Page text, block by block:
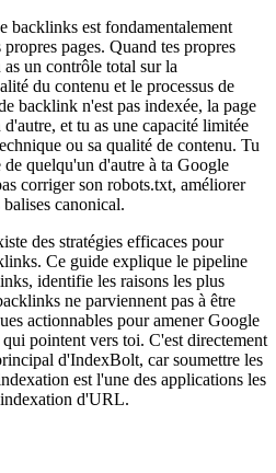
backlinks est fondamentalement
pages. Quand tes propres
as un contrôle total sur la
du contenu et le processus de
backlink n'est pas indexée, la page
et tu as une capacité limitée
ou sa qualité de contenu. Tu
de quelqu'un d'autre à ta Google
corriger son robots.txt, améliorer
canonical.
des stratégies efficaces pour
Ce guide explique le pipeline
identifie les raisons les plus
ne parviennent pas à être
actionnables pour amener Google
pointent vers toi. C'est directement
d'IndexBolt, car soumettre les
est l'une des applications les
d'URL.